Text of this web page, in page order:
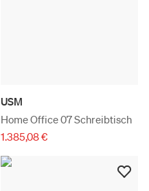
USM
Home Office 07 Schreibtisch
1.385,08 €